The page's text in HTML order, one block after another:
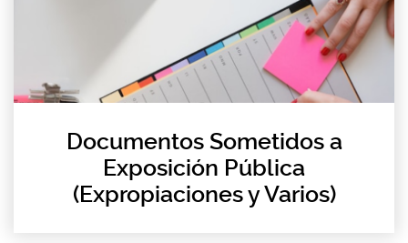
Documentos Sometidos a
Exposición Pública
(Expropiaciones y Varios)